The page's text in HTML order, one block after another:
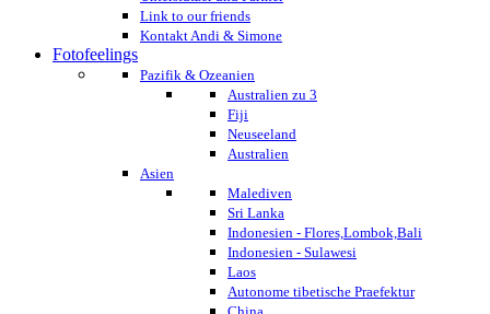
Link to our friends
Kontakt Andi & Simone
Fotofeelings
Pazifik & Ozeanien
Australien zu 3
Fiji
Neuseeland
Australien
Asien
Malediven
Sri Lanka
Indonesien - Flores,Lombok,Bali
Indonesien - Sulawesi
Laos
Autonome tibetische Praefektur